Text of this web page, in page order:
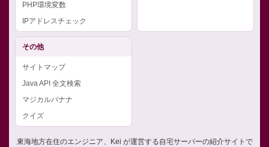
PHP環境変数
IPアドレスチェック
その他
サイトマップ
Java API 全文検索
マジカルバナナ
クイズ
東海地方在住のエンジニア、Kei が運営する自宅サーバーの紹介サイトで